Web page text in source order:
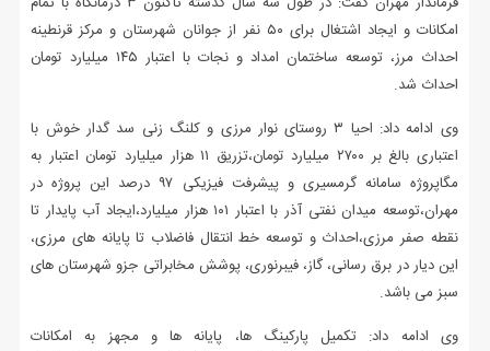
امکانات و ایجاد اشتغال برای ۵۰ نفر از جوانان شهرستان و مرکز قرنطینه
احداث مرز، توسعه ساختمان امداد و نجات با اعتبار ۱۴۵ میلیارد تومان
احداث شد.
وی ادامه داد: احیا ۳ روستای نوار مرزی و کلنگ زنی سد گدار خوش با
اعتباری بالغ بر ۲۷۰۰ میلیارد تومان،تزریق ۱۱ هزار میلیارد تومان اعتبار به
مگاپروژه سامانه گرمسیری و پیشرفت فیزیکی ۹۷ درصد این پروژه در
مهران،توسعه میدان نفتی آذر با اعتبار ۱۰۱ هزار میلیارد،ایجاد آب پایدار تا
نقطه صفر مرزی،احداث و توسعه خط انتقال فاضلاب تا پایانه های مرزی،
این دیار در برق رسانی، گاز، فیبرنوری، پوشش مخابراتی جزو شهرستان های
سبز می باشد.
وی ادامه داد: تکمیل پارکینگ ها، پایانه ها و مجهز به امکانات